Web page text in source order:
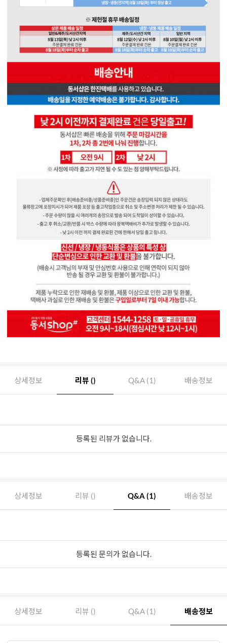
상세정보 리뷰 () Q&A (1) 배송정보
등록된 리뷰가 없습니다.
상세정보 리뷰 () Q&A (1) 배송정보
등록된 문의가 없습니다.
상세정보 리뷰 () Q&A (1) 배송정보